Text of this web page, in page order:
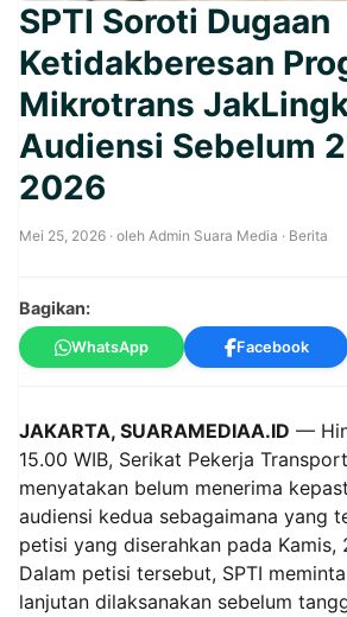
SPTI Soroti Dugaan
Ketidakberesan
Mikrotrans
Audiensi Sebelum
2026
Mei 25, 2026 · oleh Admin Suara Media · Berita
Bagikan:
WhatsApp Facebook
JAKARTA, SUARAMEDIAA.ID —
15.00 WIB, Serikat Pekerja
menyatakan belum menerima
audiensi kedua sebagaimana yang
petisi yang diserahkan pada Kamis,
Dalam petisi tersebut, SPTI
lanjutan dilaksanakan sebelum